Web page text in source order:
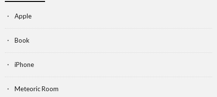
Apple
Book
iPhone
Meteoric Room